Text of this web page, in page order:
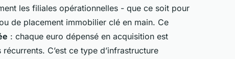
les filiales opérationnelles - que ce soit pour
de placement immobilier clé en main. Ce
: chaque euro dépensé en acquisition est
C’est ce type d’infrastructure